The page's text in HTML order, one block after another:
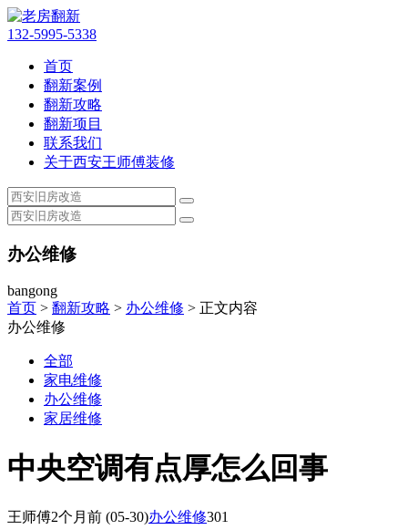
132-5995-5338
首页
翻新案例
翻新攻略
翻新项目
联系我们
关于西安王师傅装修
办公维修
bangong
首页 > 翻新攻略 > 办公维修 > 正文内容
办公维修
全部
家电维修
办公维修
家居维修
中央空调有点厚怎么回事
王师傅2个月前 (05-30)办公维修301